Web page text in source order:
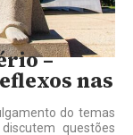
–
nas
do temas
questões